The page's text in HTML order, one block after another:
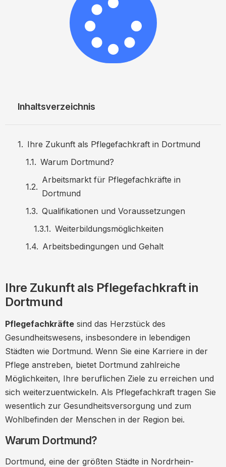
Inhaltsverzeichnis
Ihre Zukunft als Pflegefachkraft in Dortmund
Warum Dortmund?
Arbeitsmarkt für Pflegefachkräfte in
Dortmund
Qualifikationen und Voraussetzungen
Weiterbildungsmöglichkeiten
Arbeitsbedingungen und Gehalt
Lebensqualität in Dortmund
Bewerbungsprozess
Netzwerke und Unterstützungsangebote
Erfahrungsberichte von Pflegefachkräften
in Dortmund
Zukunft der Pflege in Dortmund
Fazit
Ihre Zukunft als Pflegefachkraft in
Dortmund
Pflegefachkräfte sind das Herzstück des
Gesundheitswesens, insbesondere in lebendigen
Städten wie Dortmund. Wenn Sie eine Karriere in der
Pflege anstreben, bietet Dortmund zahlreiche
Möglichkeiten, Ihre beruflichen Ziele zu erreichen und
sich weiterzuentwickeln. Als Pflegefachkraft tragen Sie
wesentlich zur Gesundheitsversorgung und zum
Wohlbefinden der Menschen in der Region bei.
Warum Dortmund?
Dortmund, eine der größten Städte in Nordrhein-